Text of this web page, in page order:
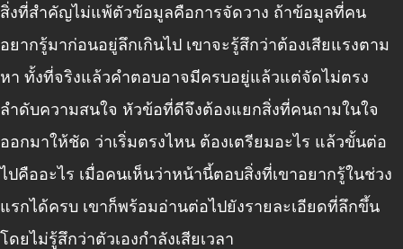
สิ่งที่สำคัญไม่แพ้ตัวข้อมูลคือการจัดวาง ถ้าข้อมูลที่คน
อยากรู้มาก่อนอยู่ลึกเกินไป เขาจะรู้สึกว่าต้องเสียแรงตาม
หา ทั้งที่จริงแล้วคำตอบอาจมีครบอยู่แล้วแต่จัดไม่ตรง
ลำดับความสนใจ หัวข้อที่ดีจึงต้องแยกสิ่งที่คนถามในใจ
ออกมาให้ชัด ว่าเริ่มตรงไหน ต้องเตรียมอะไร แล้วขั้นต่อ
ไปคืออะไร เมื่อคนเห็นว่าหน้านี้ตอบสิ่งที่เขาอยากรู้ในช่วง
แรกได้ครบ เขาก็พร้อมอ่านต่อไปยังรายละเอียดที่ลึกขึ้น
โดยไม่รู้สึกว่าตัวเองกำลังเสียเวลา